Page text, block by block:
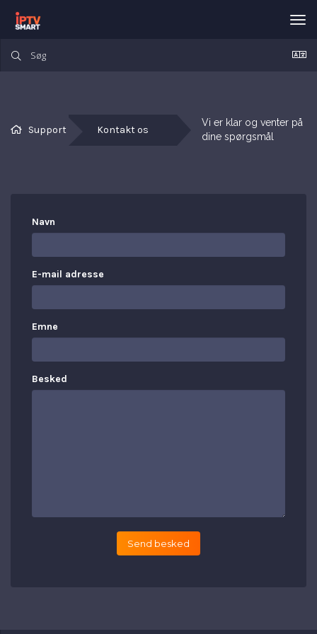
Support Kontakt os
Vi er klar og venter på
dine spørgsmål
Navn
E-mail adresse
Emne
Besked
Send besked